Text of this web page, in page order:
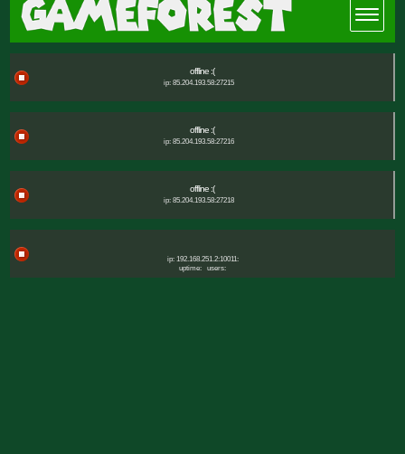
offline :(
ip: 85.204.193.58:27215
offline :(
ip: 85.204.193.58:27216
offline :(
ip: 85.204.193.58:27218
ip: 192.168.251.2:10011:
uptime:
users: